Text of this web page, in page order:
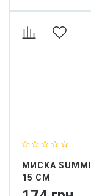
МИСКА
15 СМ